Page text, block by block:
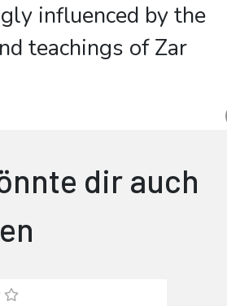
influenced by the
teachings of Zar
dir auch